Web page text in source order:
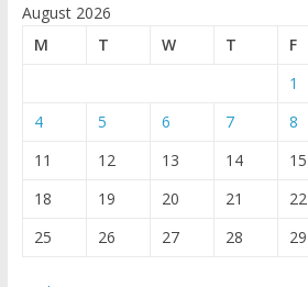
August 2026
M
T W T F
1
4
5 6 7 8
11
12 13 14 15
18
19 20 21 22
25
26 27 28 29